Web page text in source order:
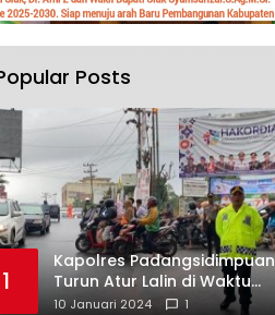
Posts
1
Kapolres Padangsidimpuan
Turun Atur Lalin di Waktu
Hujan
10 Januari 2024 1